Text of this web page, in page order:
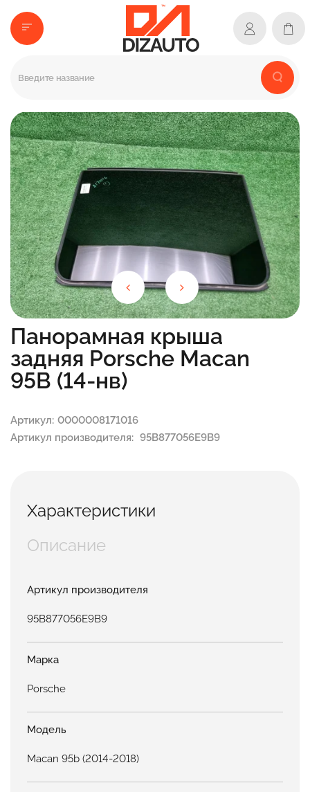
Артикул: 0000008171016
Артикул производителя: 95B877056E9B9
Панорамная крыша
задняя Porsche Macan
95B (14-нв)
Характеристики
Описание
Артикул производителя
95B877056E9B9
Марка
Porsche
Модель
Macan 95b (2014-2018)